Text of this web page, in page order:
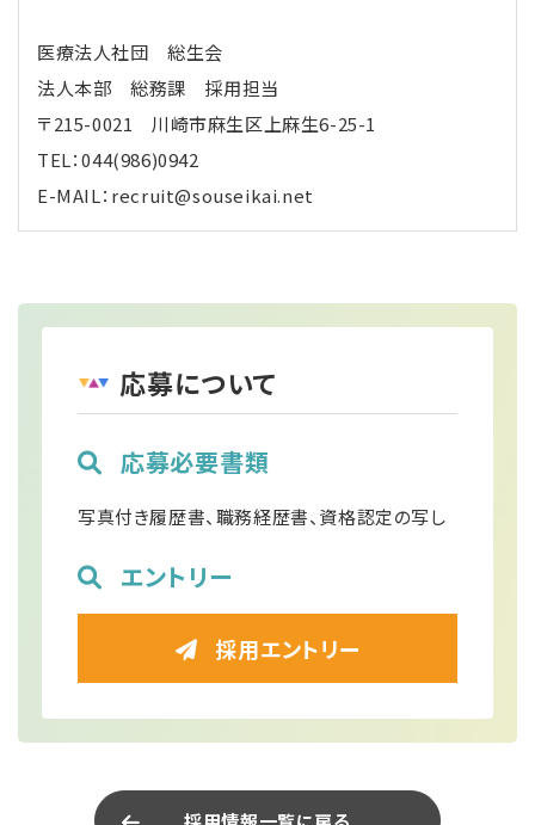
医療法人社団 総生会
法人本部 総務課 採用担当
〒215-0021 川崎市麻生区上麻生6-25-1
TEL：044(986)0942
E-MAIL：recruit@souseikai.net
応募について
応募必要書類
写真付き履歴書、職務経歴書、資格認定の写し
エントリー
採用エントリー